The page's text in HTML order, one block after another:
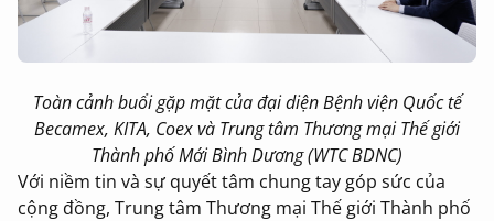
Toàn cảnh buổi gặp mặt của đại diện Bệnh viện Quốc tế
Becamex, KITA, Coex và Trung tâm Thương mại Thế giới
Thành phố Mới Bình Dương (WTC BDNC)
Với niềm tin và sự quyết tâm chung tay góp sức của
cộng đồng, Trung tâm Thương mại Thế giới Thành phố